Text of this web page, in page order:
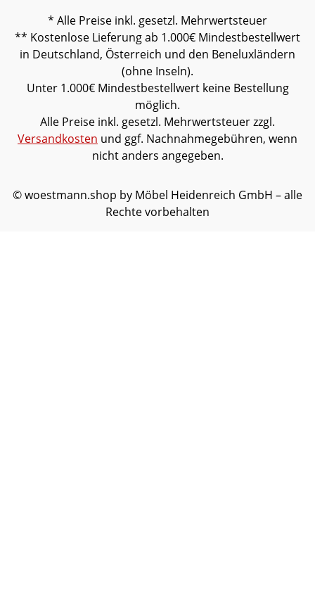
* Alle Preise inkl. gesetzl. Mehrwertsteuer
** Kostenlose Lieferung ab 1.000€ Mindestbestellwert
in Deutschland, Österreich und den Beneluxländern
(ohne Inseln).
Unter 1.000€ Mindestbestellwert keine Bestellung
möglich.
Alle Preise inkl. gesetzl. Mehrwertsteuer zzgl.
Versandkosten und ggf. Nachnahmegebühren, wenn
nicht anders angegeben.
© woestmann.shop by Möbel Heidenreich GmbH – alle
Rechte vorbehalten